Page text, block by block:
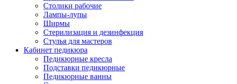
Столики рабочие
Лампы-лупы
Ширмы
Стерилизация и дезинфекция
Стулья для мастеров
Кабинет педикюра
Педикюрные кресла
Подставки педикюрные
Педикюрные ванны